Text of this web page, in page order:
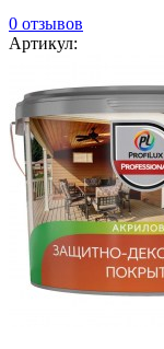
0 отзывов
Артикул: